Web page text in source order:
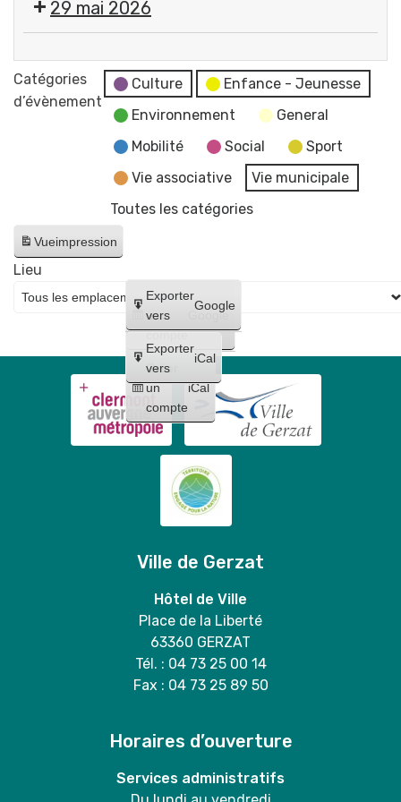
Flo-
M
-
dessinatrice
services
de
la
mairie
et
29 mai 2026
"
Éclosions
dessinatrice
Catégories
d’évènement
Culture
Enfance - Jeunesse
Environnement
General
Mobilité
Social
Sport
Vie associative
Vie municipale
Toutes les catégories
Vueimpression
Créer
un
compte
Google
Créer
un
compte
iCal
Exporter
vers
Google
Exporter
vers
iCal
Lieu
Ville de Gerzat
Hôtel de Ville
Place de la Liberté
63360 GERZAT
Tél. : 04 73 25 00 14
Fax : 04 73 25 89 50
Horaires d’ouverture
Services administratifs